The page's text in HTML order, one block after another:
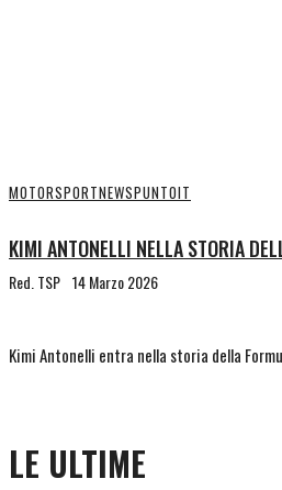
MOTORSPORTNEWSPUNTOIT
KIMI ANTONELLI NELLA STORIA
Red. TSP 14 Marzo 2026
Kimi Antonelli entra nella storia della
LE ULTIME